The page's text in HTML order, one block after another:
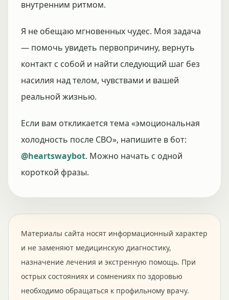
внутренним ритмом.
Я не обещаю мгновенных чудес. Моя задача
— помочь увидеть первопричину, вернуть
контакт с собой и найти следующий шаг без
насилия над телом, чувствами и вашей
реальной жизнью.
Если вам откликается тема «эмоциональная
холодность после СВО», напишите в бот:
@heartswaybot. Можно начать с одной
короткой фразы.
Материалы сайта носят информационный характер
и не заменяют медицинскую диагностику,
назначение лечения и экстренную помощь. При
острых состояниях и сомнениях по здоровью
необходимо обращаться к профильному врачу.